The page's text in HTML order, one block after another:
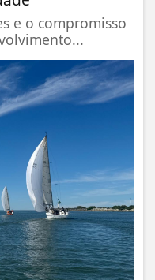
e o compromisso